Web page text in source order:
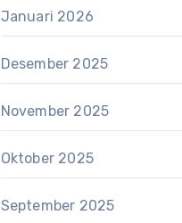
Januari 2026
Desember 2025
November 2025
Oktober 2025
September 2025